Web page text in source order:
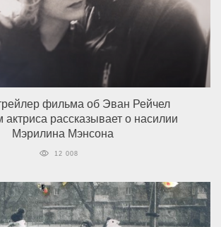
фильма об Эван Рейчел
актриса рассказывает о насилии
Мэрилина Мэнсона
12 008